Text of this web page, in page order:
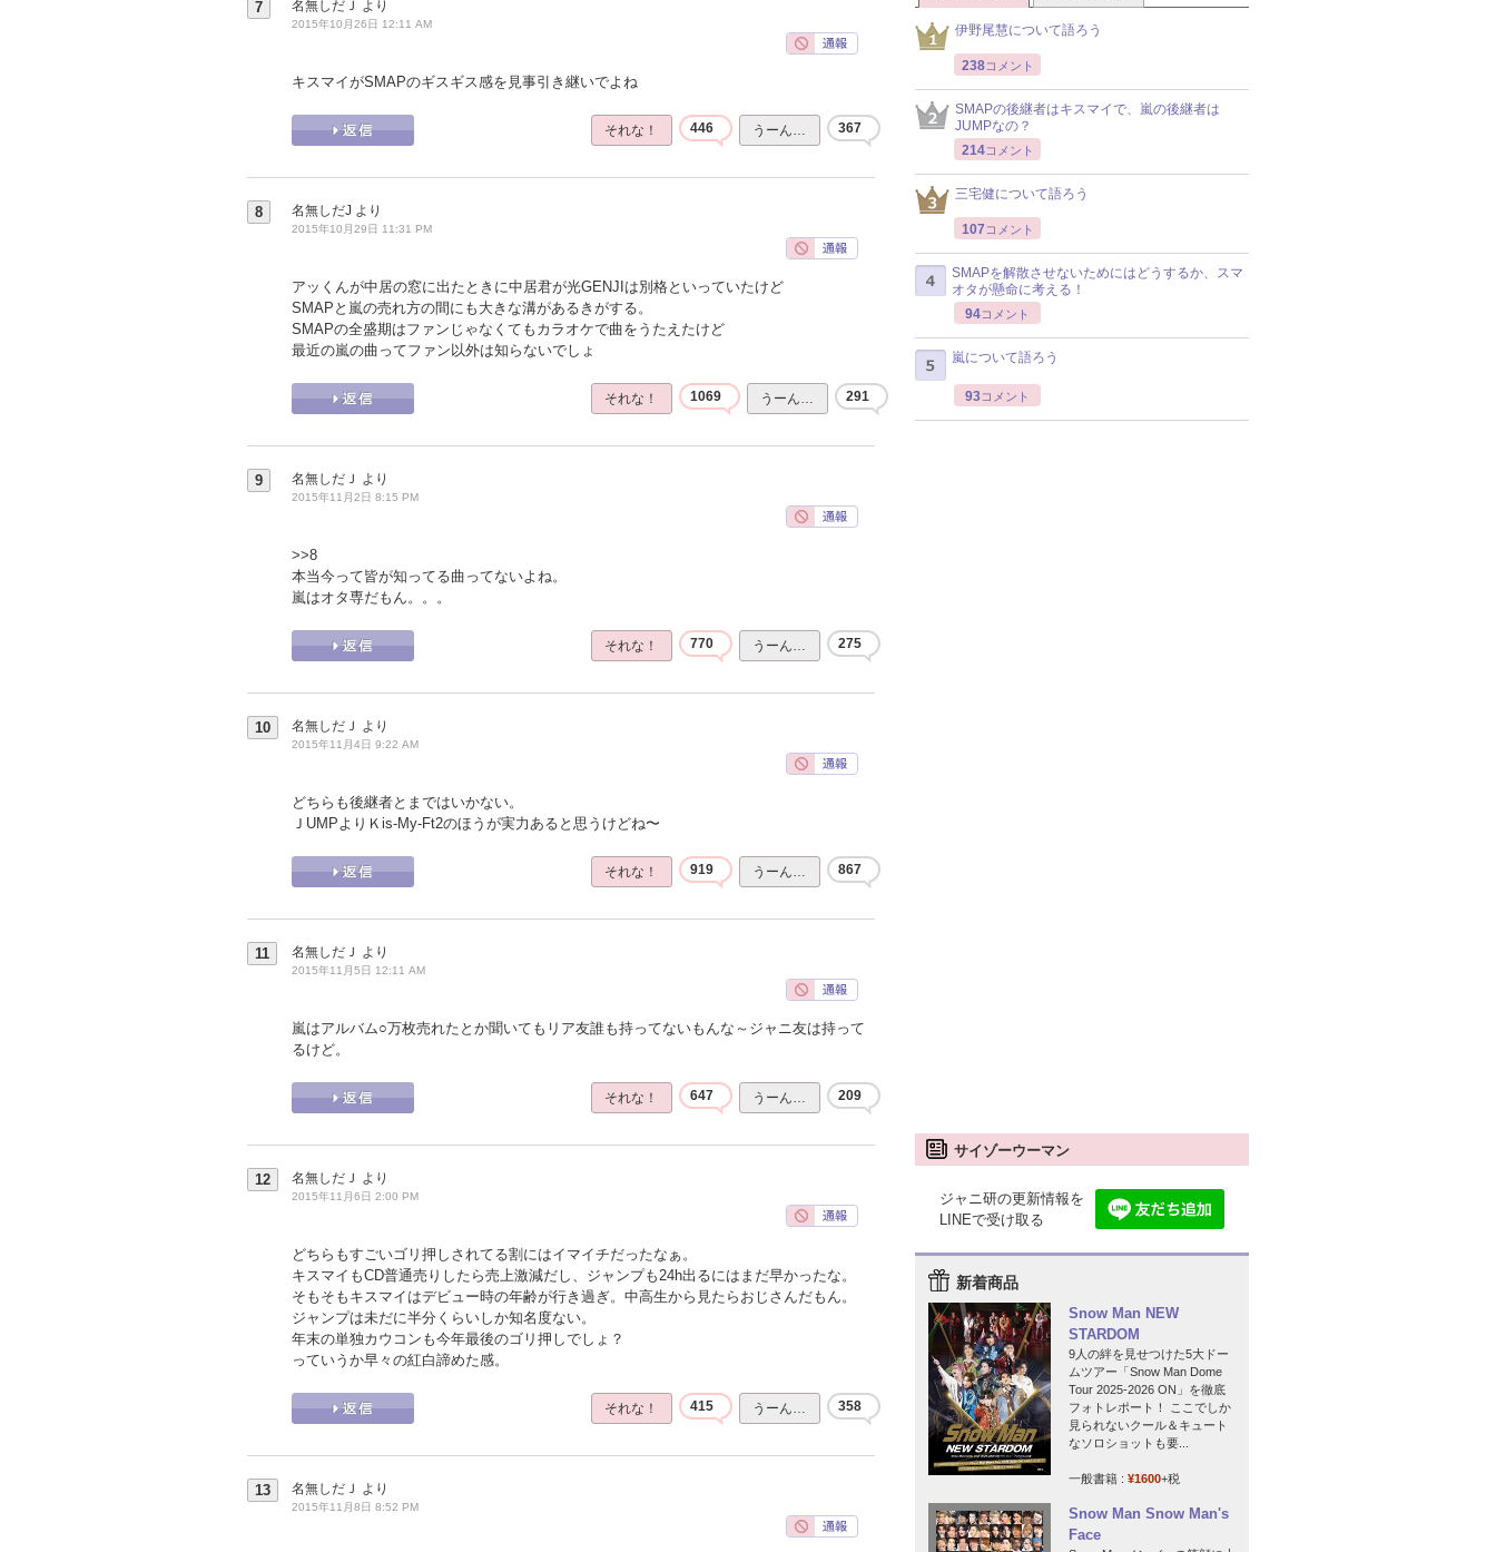
7 名無しだＪ より
2015年10月26日 12:11 AM
キスマイがSMAPのギスギス感を見事引き継いでよね
それな！ 446 うーん… 367
8 名無しだJ より
2015年10月29日 11:31 PM
アッくんが中居の窓に出たときに中居君が光GENJIは別格といっていたけど
SMAPと嵐の売れ方の間にも大きな溝があるきがする。
SMAPの全盛期はファンじゃなくてもカラオケで曲をうたえたけど
最近の嵐の曲ってファン以外は知らないでしょ
それな！ 1069 うーん… 291
9 名無しだＪ より
2015年11月2日 8:15 PM
>>8
本当今って皆が知ってる曲ってないよね。
嵐はオタ専だもん。。。
それな！ 770 うーん… 275
10 名無しだＪ より
2015年11月4日 9:22 AM
どちらも後継者とまではいかない。
ＪUMPよりＫis-My-Ft2のほうが実力あると思うけどね〜
それな！ 919 うーん… 867
11 名無しだＪ より
2015年11月5日 12:11 AM
嵐はアルバム○万枚売れたとか聞いてもリア友誰も持ってないもんな～ジャニ友は持って
るけど。
それな！ 647 うーん… 209
12 名無しだＪ より
2015年11月6日 2:00 PM
どちらもすごいゴリ押しされてる割にはイマイチだったなぁ。
キスマイもCD普通売りしたら売上激減だし、ジャンプも24h出るにはまだ早かったな。
そもそもキスマイはデビュー時の年齢が行き過ぎ。中高生から見たらおじさんだもん。
ジャンプは未だに半分くらいしか知名度ない。
年末の単独カウコンも今年最後のゴリ押しでしょ？
っていうか早々の紅白諦めた感。
それな！ 415 うーん… 358
13 名無しだＪ より
2015年11月8日 8:52 PM
伊野尾慧について語ろう
238コメント
SMAPの後継者はキスマイで、嵐の後継者は
JUMPなの？
214コメント
三宅健について語ろう
107 コメント
SMAPを解散させないためにはどうするか、スマ
オタが懸命に考える！
94コメント
嵐について語ろう
93コメント
サイゾーウーマン
ジャニ研の更新情報を
LINEで受け取る
新着商品
Snow Man NEW
STARDOM
9人の絆を見せつけた5大ドー
ムツアー「Snow Man Dome
Tour 2025-2026 ON」を徹底
フォトレポート！ ここでしか
見られないクール＆キュート
なソロショットも要...
一般書籍 : ¥1600+税
Snow Man Snow Man's
Face